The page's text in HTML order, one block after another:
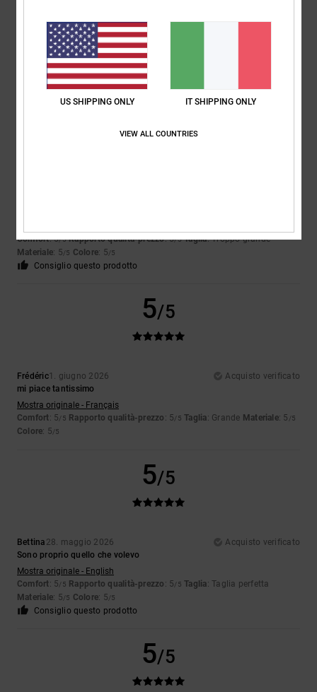
Mostra originale - Français
Comfort: 5/5 Rapporto qualità-prezzo
Materiale: 5/5 Colore: 5/5
Consiglio questo prodotto
5/5
Comfort: 5/5 Rapporto qualità-prezzo: 5/5 Taglia: Troppo grande
Materiale: 5/5 Colore: 5/5
Consiglio questo prodotto
5/5
Frédéric1. giugno 2026
Acquisto verificato
mi piace tantissimo
Mostra originale - Français
Comfort: 5/5 Rapporto qualità-prezzo : 5/5 Taglia: Grande Materiale: 5 /5
Colore: 5/5
5/5
Bettina 28. maggio 2026
Acquisto verificato
Sono proprio quello che volevo
Mostra originale - English
Comfort: 5/5 Rapporto qualità-prezzo : 5/5 Taglia: Taglia perfetta
Materiale: 5/5 Colore: 5/5
Consiglio questo prodotto
5/5
US SHIPPING ONLY IT SHIPPING ONLY
VIEW ALL COUNTRIES